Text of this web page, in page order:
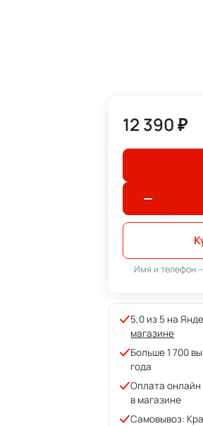
12 390 ₽
Имя и телефон
5,0 из 5 на
магазине
Больше 1 700
года
Оплата
в магазине
Самовывоз: